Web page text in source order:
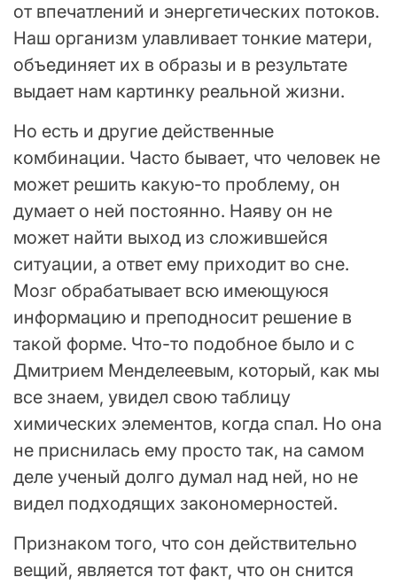
от впечатлений и энергетических потоков.
Наш организм улавливает тонкие матери,
объединяет их в образы и в результате
выдает нам картинку реальной жизни.
Но есть и другие действенные
комбинации. Часто бывает, что человек не
может решить какую-то проблему, он
думает о ней постоянно. Наяву он не
может найти выход из сложившейся
ситуации, а ответ ему приходит во сне.
Мозг обрабатывает всю имеющуюся
информацию и преподносит решение в
такой форме. Что-то подобное было и с
Дмитрием Менделеевым, который, как мы
все знаем, увидел свою таблицу
химических элементов, когда спал. Но она
не приснилась ему просто так, на самом
деле ученый долго думал над ней, но не
видел подходящих закономерностей.
Признаком того, что сон действительно
вещий, является тот факт, что он снится